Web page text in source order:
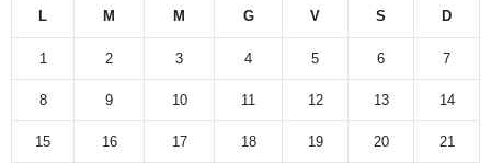
L M M G V S D
1 2 3 4 5 6 7
8 9 10 11 12 13 14
15 16 17 18 19 20 21